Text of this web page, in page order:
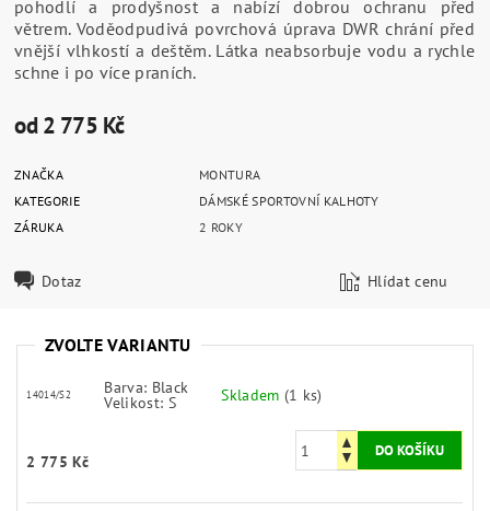
pohodlí a prodyšnost a nabízí dobrou ochranu před
větrem. Voděodpudivá povrchová úprava DWR chrání před
vnější vlhkostí a deštěm. Látka neabsorbuje vodu a rychle
schne i po více praních.
od 2 775 Kč
ZNAČKA
MONTURA
KATEGORIE
DÁMSKÉ SPORTOVNÍ KALHOTY
ZÁRUKA
2 ROKY
Dotaz Hlídat cenu
ZVOLTE VARIANTU
14014/S2 Barva: Black
Velikost: S Skladem (1 ks)
2 775 Kč